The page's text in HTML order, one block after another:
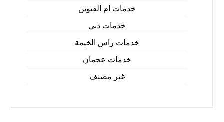
خدمات ام القيوين
خدمات دبي
خدمات راس الخيمة
خدمات عجمان
غير مصنف